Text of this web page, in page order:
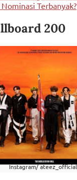
Terbanyak?
200
Instagram/